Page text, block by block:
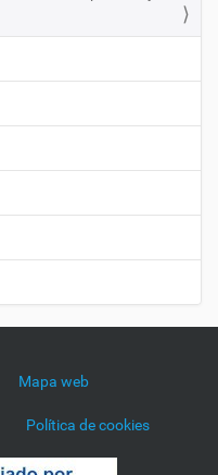
Mapa web
Política de cookies